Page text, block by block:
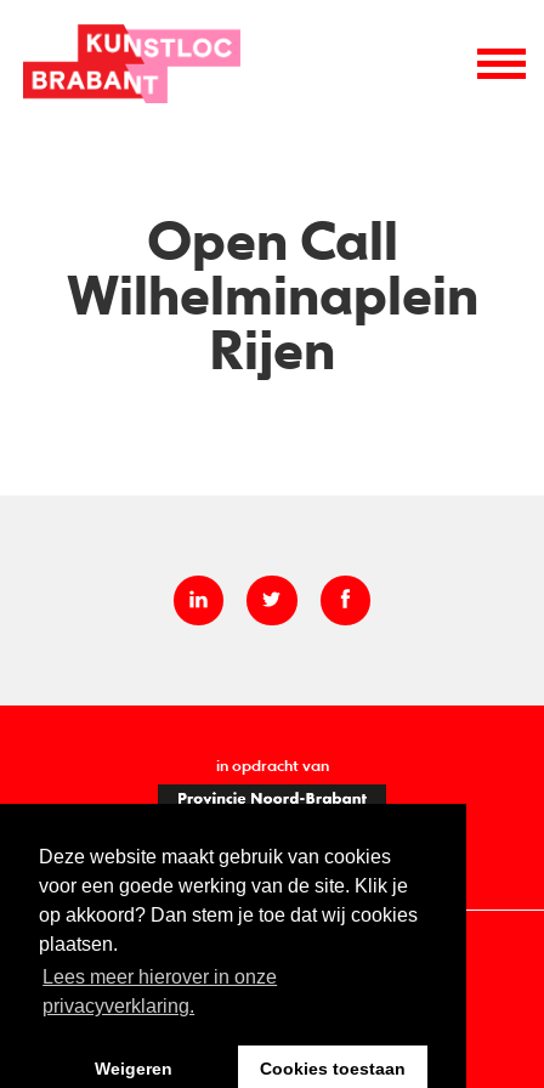
Deze website maakt gebruik van cookies
voor een goede werking van de site. Klik je
op akkoord? Dan stem je toe dat wij cookies
plaatsen.
Lees meer hierover in onze
privacyverklaring.
Weigeren Cookies toestaan
raad van toezicht
Open Call
Wilhelminaplein
Rijen
in opdracht van
Contact Vacatures ANBI
Digitale toegankelijkheid